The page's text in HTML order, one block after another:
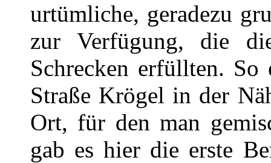
urtümliche, geradezu
zur Verfügung, die
Schrecken erfüllten.
Straße Krögel in der
Ort, für den man
gab es hier die erste